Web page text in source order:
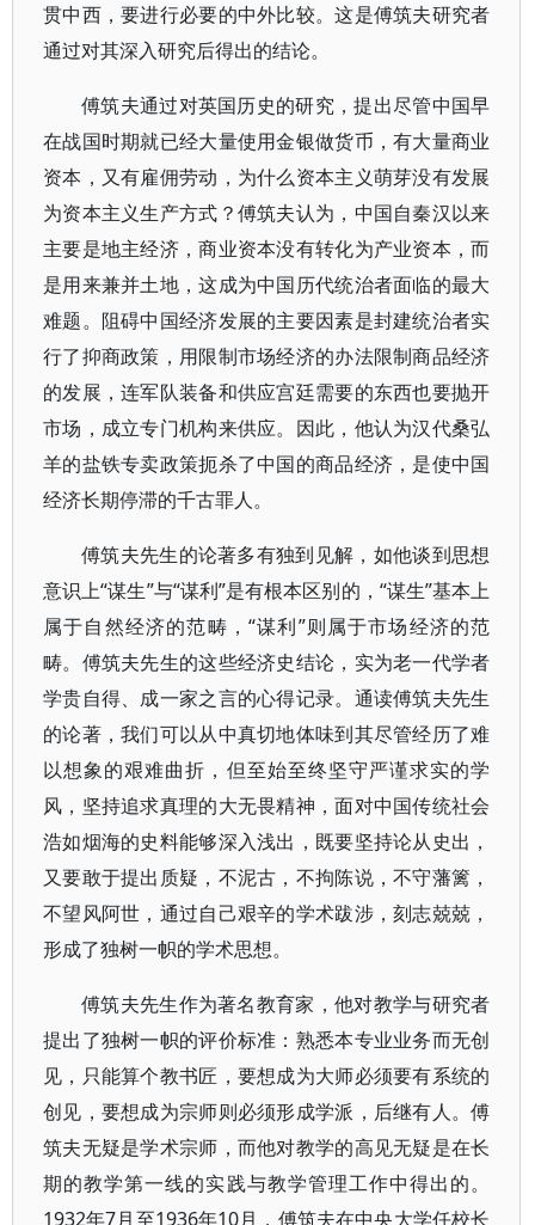
贯中西，要进行必要的中外比较。这是傅筑夫研究者
通过对其深入研究后得出的结论。
傅筑夫通过对英国历史的研究，提出尽管中国早
在战国时期就已经大量使用金银做货币，有大量商业
资本，又有雇佣劳动，为什么资本主义萌芽没有发展
为资本主义生产方式？傅筑夫认为，中国自秦汉以来
主要是地主经济，商业资本没有转化为产业资本，而
是用来兼并土地，这成为中国历代统治者面临的最大
难题。阻碍中国经济发展的主要因素是封建统治者实
行了抑商政策，用限制市场经济的办法限制商品经济
的发展，连军队装备和供应宫廷需要的东西也要抛开
市场，成立专门机构来供应。因此，他认为汉代桑弘
羊的盐铁专卖政策扼杀了中国的商品经济，是使中国
经济长期停滞的千古罪人。
傅筑夫先生的论著多有独到见解，如他谈到思想
意识上“谋生”与“谋利”是有根本区别的，“谋生”基本上
属于自然经济的范畴，“谋利”则属于市场经济的范
畴。傅筑夫先生的这些经济史结论，实为老一代学者
学贵自得、成一家之言的心得记录。通读傅筑夫先生
的论著，我们可以从中真切地体味到其尽管经历了难
以想象的艰难曲折，但至始至终坚守严谨求实的学
风，坚持追求真理的大无畏精神，面对中国传统社会
浩如烟海的史料能够深入浅出，既要坚持论从史出，
又要敢于提出质疑，不泥古，不拘陈说，不守藩篱，
不望风阿世，通过自己艰辛的学术跋涉，刻志兢兢，
形成了独树一帜的学术思想。
傅筑夫先生作为著名教育家，他对教学与研究者
提出了独树一帜的评价标准：熟悉本专业业务而无创
见，只能算个教书匠，要想成为大师必须要有系统的
创见，要想成为宗师则必须形成学派，后继有人。傅
筑夫无疑是学术宗师，而他对教学的高见无疑是在长
期的教学第一线的实践与教学管理工作中得出的。
1932年7月至1936年10月，傅筑夫在中央大学任校长